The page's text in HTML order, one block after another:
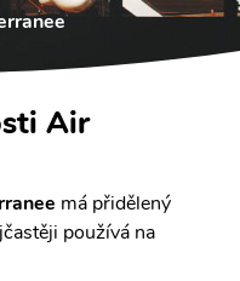
Air
má přidělený
používá na